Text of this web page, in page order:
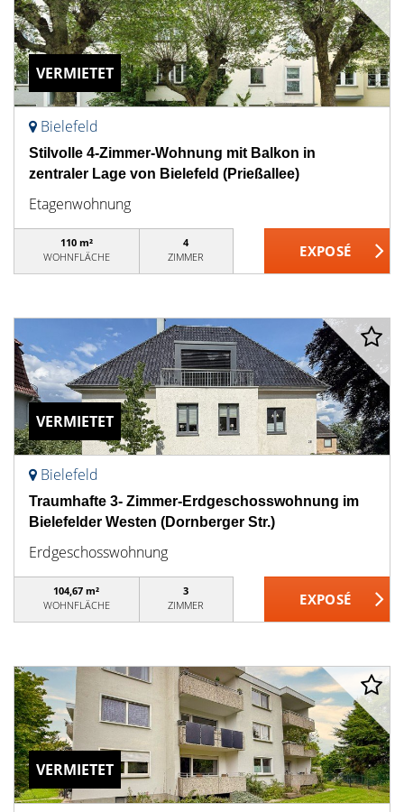
VERMIETET
Bielefeld
Stilvolle 4-Zimmer-Wohnung mit Balkon in
zentraler Lage von Bielefeld (Prießallee)
Etagenwohnung
110 m²
WOHNFLÄCHE
4
ZIMMER
VERMIETET
Bielefeld
Traumhafte 3- Zimmer-Erdgeschosswohnung im
Bielefelder Westen (Dornberger Str.)
Erdgeschosswohnung
104,67 m²
WOHNFLÄCHE
3
ZIMMER
VERMIETET